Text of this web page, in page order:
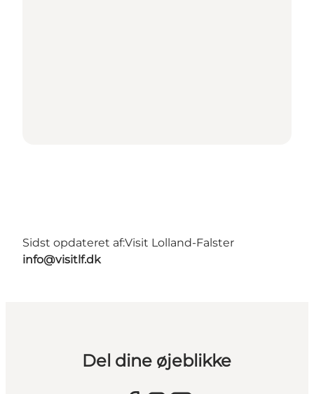
Sidst opdateret af:Visit Lolland-Falster
info@visitlf.dk
Del dine øjeblikke